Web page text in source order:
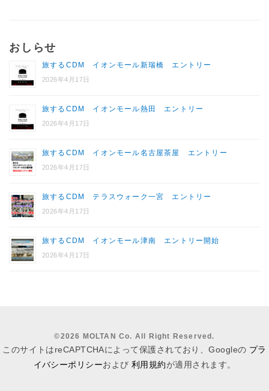
おしらせ
旅するCDM イオンモール新瑞橋 エントリー
2026年4月17日
旅するCDM イオンモール熱田 エントリー
2026年4月17日
旅するCDM イオンモール名古屋茶屋 エントリー
2026年4月17日
旅するCDM テラスウォーク一宮 エントリー
2026年4月17日
旅するCDM イオンモール津南 エントリー開始
2026年4月17日
©2026 MOLTAN Co. All Right Reserved.
このサイトはreCAPTCHAによって保護されており、Googleの プラ
イバシーポリシーおよび 利用規約が適用されます。